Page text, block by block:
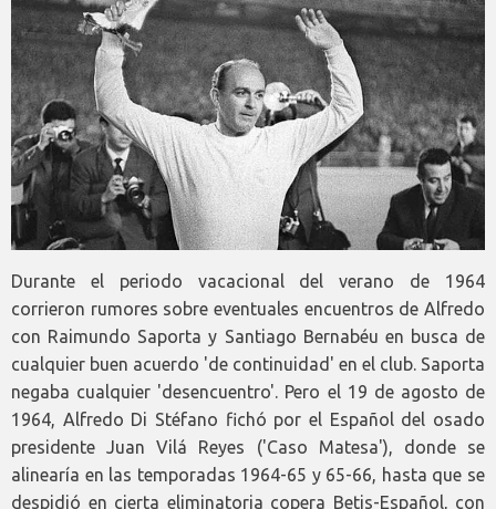
Durante el periodo vacacional del verano de 1964
corrieron rumores sobre eventuales encuentros de Alfredo
con Raimundo Saporta y Santiago Bernabéu en busca de
cualquier buen acuerdo 'de continuidad' en el club. Saporta
negaba cualquier 'desencuentro'. Pero el 19 de agosto de
1964, Alfredo Di Stéfano fichó por el Español del osado
presidente Juan Vilá Reyes ('Caso Matesa'), donde se
alinearía en las temporadas 1964-65 y 65-66, hasta que se
despidió en cierta eliminatoria copera Betis-Español, con